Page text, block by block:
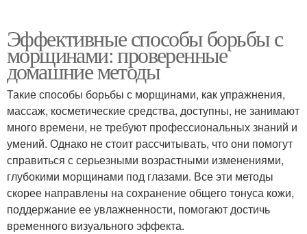
Эффективные способы борьбы с
морщинами: проверенные
домашние методы
Такие способы борьбы с морщинами, как упражнения,
массаж, косметические средства, доступны, не занимают
много времени, не требуют профессиональных знаний и
умений. Однако не стоит рассчитывать, что они помогут
справиться с серьезными возрастными изменениями,
глубокими морщинами под глазами. Все эти методы
скорее направлены на сохранение общего тонуса кожи,
поддержание ее увлажненности, помогают достичь
временного визуального эффекта.